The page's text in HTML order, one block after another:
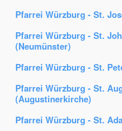
Pfarrei Würzburg - St.
Pfarrei Würzburg - St.
(Neumünster)
Pfarrei Würzburg - St.
Pfarrei Würzburg - St.
(Augustinerkirche)
Pfarrei Würzburg - St.